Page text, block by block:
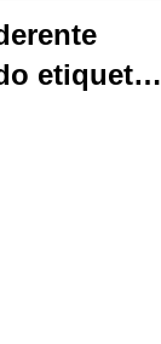
etiquetas